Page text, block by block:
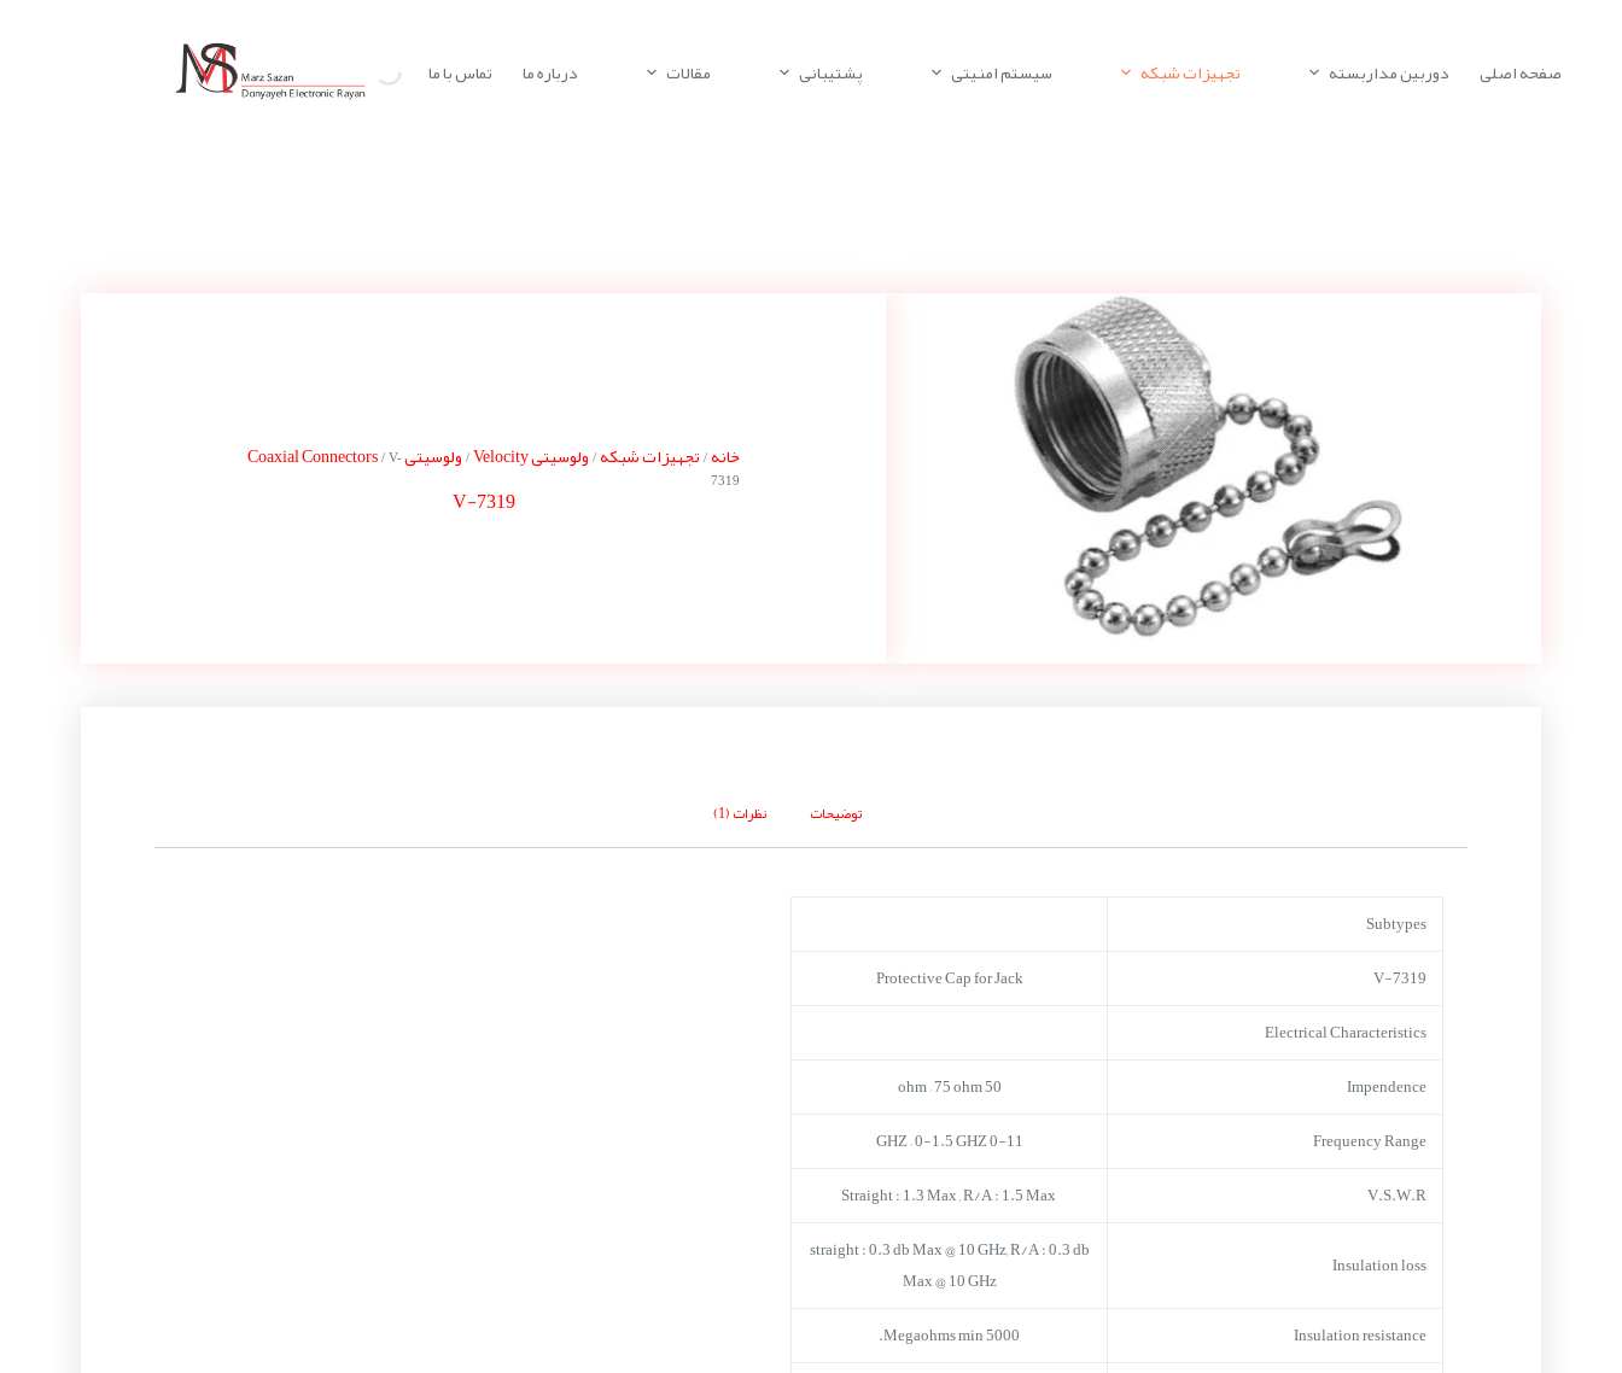
صفحه اصلی دوربین مداربسته تجهیزات شبکه سیستم امنیتی پشتیبانی مقالات درباره ما تماس با ما
خانه/ تجهیزات شبکه/ ولوسیتی Velocity / ولوسیتی Coaxial Connectors/ V-
7319
V-7319
توضیحات نظرات (1)
Subtypes
V-7319
Protective Cap for Jack
Electrical Characteristics
Impendence
50 ohm – 75 ohm
Frequency Range
0-11 GHZ – 0-1.5 GHZ
V.S.W.R
Insulation loss
straight : 0.3 db Max @ 10 GHz, R/A : 0.3 db
Max @ 10 GHz
Insulation resistance
5000 Megaohms min.